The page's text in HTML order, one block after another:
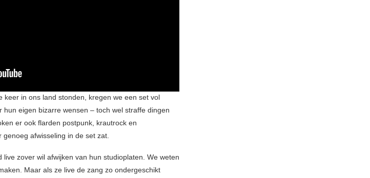
keer in ons land stonden, kregen we een set vol
eigen bizarre wensen – toch wel straffe dingen
er ook flarden postpunk, krautrock en
afwisseling in de set zat.
zover wil afwijken van hun studioplaten. We weten
Maar als ze live de zang zo ondergeschikt